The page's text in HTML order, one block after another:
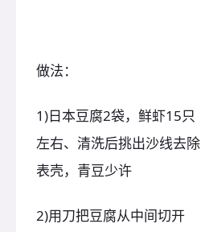
做法：
1)日本豆腐2袋，鲜虾15只
左右、清洗后挑出沙线去除
表壳，青豆少许
2)用刀把豆腐从中间切开